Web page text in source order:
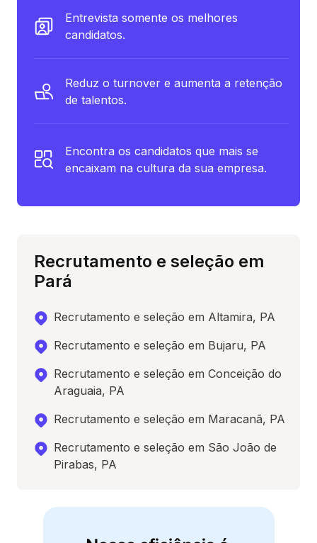
Entrevista somente os melhores
candidatos.
Reduz o turnover e aumenta a retenção
de talentos.
Encontra os candidatos que mais se
encaixam na cultura da sua empresa.
Recrutamento e seleção em
Pará
Recrutamento e seleção em Altamira, PA
Recrutamento e seleção em Bujaru, PA
Recrutamento e seleção em Conceição do
Araguaia, PA
Recrutamento e seleção em Maracanã, PA
Recrutamento e seleção em São João de
Pirabas, PA